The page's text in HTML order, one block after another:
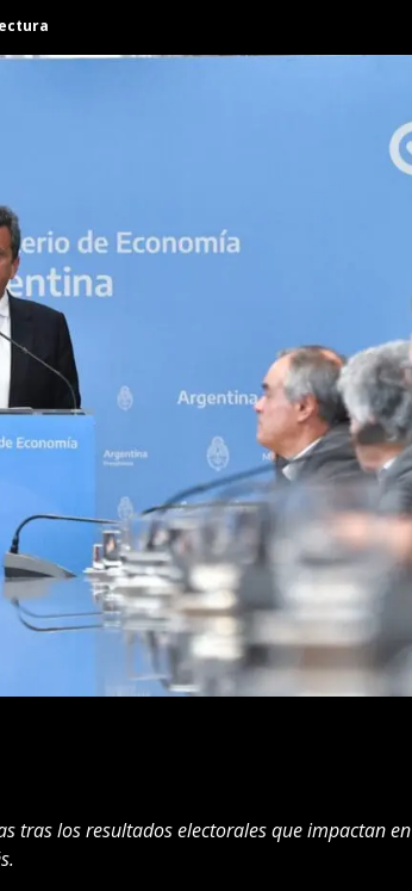
tras los resultados electorales que impactan en